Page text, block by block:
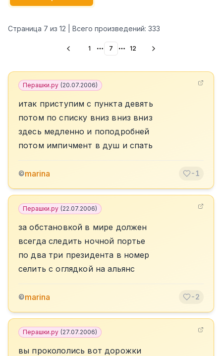
Страница 7 из 12 | Всего произведений: 333
1 More pages
7 More pages
12
Перашки.ру (20.07.2006)
итак приступим с пункта девять
потом по списку вниз вниз вниз
здесь медленно и поподробней
потом импичмент в душ и спать
©marina -1
Перашки.ру (22.07.2006)
за обстановкой в мире должен
всегда следить ночной портье
по два три президента в номер
селить с оглядкой на альянс
©marina -2
Перашки.ру (27.07.2006)
вы прокололись вот дорожки